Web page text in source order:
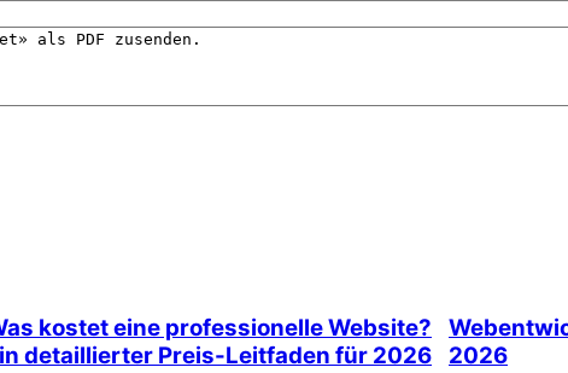
kostet eine professionelle Website?
detaillierter Preis-Leitfaden für 2026
2026